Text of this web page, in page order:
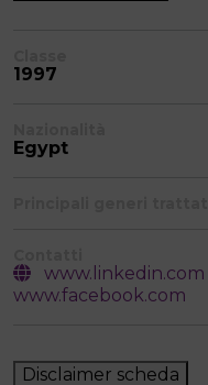
1997
Egypt
www.linkedin.com
www.facebook.com
Disclaimer scheda